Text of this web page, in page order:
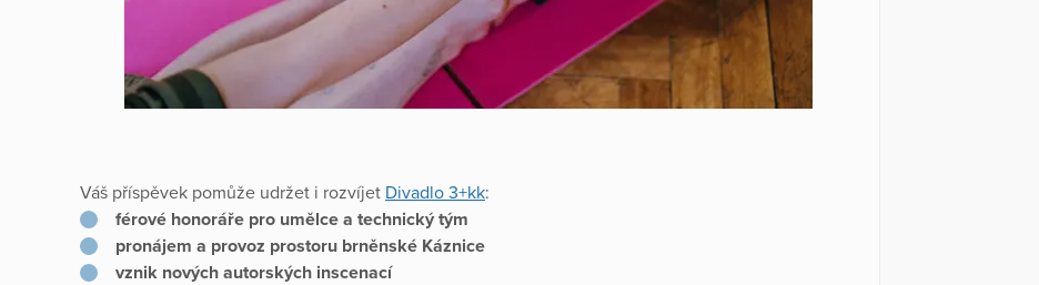
Váš příspěvek pomůže udržet i rozvíjet Divadlo 3+kk:
férové honoráře pro umělce a technický tým
pronájem a provoz prostoru brněnské Káznice
vznik nových autorských inscenací